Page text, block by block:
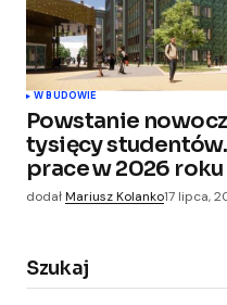
W BUDOWIE
Powstanie
tysięcy
prace w 2026 roku
dodałMariusz Kolanko17 lipca,
Szukaj